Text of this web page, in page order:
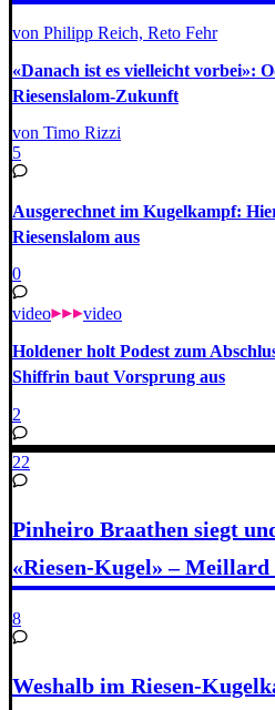
von Philipp Reich, Reto Fehr
«Danach ist es vielleicht vorbei»:
Riesenslalom-Zukunft
von Timo Rizzi
5
Ausgerechnet im Kugelkampf:
Riesenslalom aus
0
video video
Holdener holt Podest zum
Shiffrin baut Vorsprung aus
2
22
Pinheiro Braathen siegt
«Riesen-Kugel» – Meillard
8
Weshalb im Riesen-